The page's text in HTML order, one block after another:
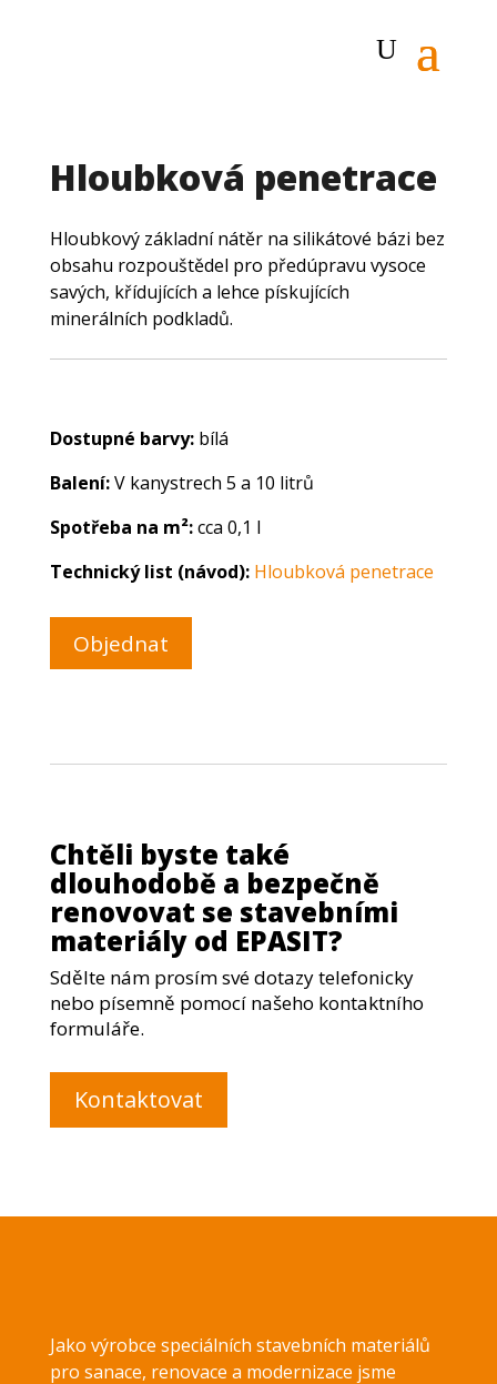
Hloubková penetrace
Hloubkový základní nátěr na silikátové bázi bez
obsahu rozpouštědel pro předúpravu vysoce
savých, křídujících a lehce pískujících
minerálních podkladů.
Dostupné barvy: bílá
Balení:V kanystrech 5 a 10 litrů
Spotřeba na m²:cca 0,1 l
Technický list (návod): Hloubková penetrace
Objednat
Chtěli byste také
dlouhodobě a bezpečně
renovovat se stavebními
materiály od EPASIT?
Sdělte nám prosím své dotazy telefonicky
nebo písemně pomocí našeho kontaktního
formuláře.
Kontaktovat
Jako výrobce speciálních stavebních materiálů
pro sanace, renovace a modernizace jsme